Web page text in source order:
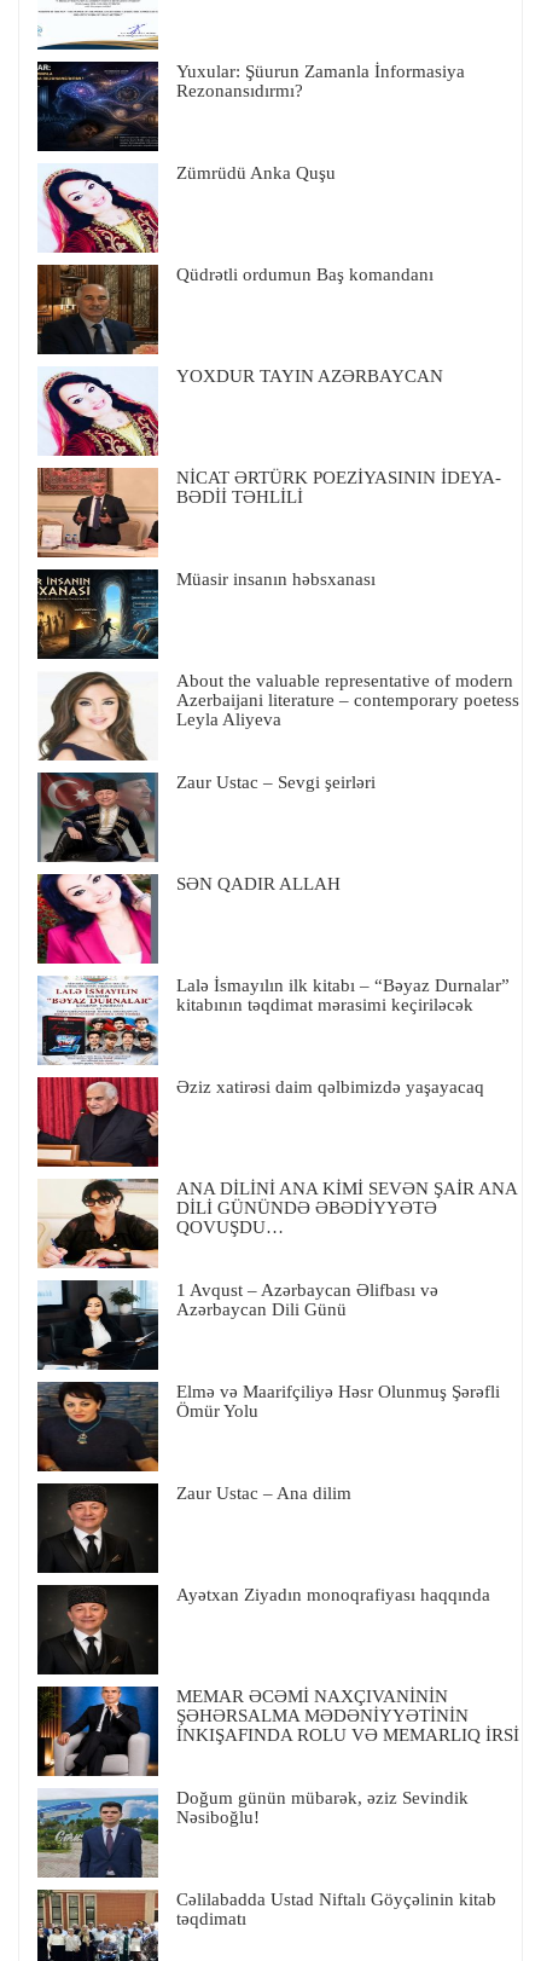
Yuxular: Şüurun Zamanla İnformasiya
Rezonansıdırmı?
Zümrüdü Anka Quşu
Qüdrətli ordumun Baş komandanı
YOXDUR TAYIN AZƏRBAYCAN
NİCAT ƏRTÜRK POEZİYASININ İDEYA-
BƏDİİ TƏHLİLİ
Müasir insanın həbsxanası
About the valuable representative of modern
Azerbaijani literature – contemporary poetess
Leyla Aliyeva
Zaur Ustac – Sevgi şeirləri
SƏN QADIR ALLAH
Lalə İsmayılın ilk kitabı – “Bəyaz Durnalar”
kitabının təqdimat mərasimi keçiriləcək
Əziz xatirəsi daim qəlbimizdə yaşayacaq
ANA DİLİNİ ANA KİMİ SEVƏN ŞAİR ANA
DİLİ GÜNÜNDƏ ƏBƏDİYYƏTƏ
QOVUŞDU…
1 Avqust – Azərbaycan Əlifbası və
Azərbaycan Dili Günü
Elmə və Maarifçiliyə Həsr Olunmuş Şərəfli
Ömür Yolu
Zaur Ustac – Ana dilim
Ayətxan Ziyadın monoqrafiyası haqqında
MEMAR ƏCƏMİ NAXÇIVANİNİN
ŞƏHƏRSALMA MƏDƏNİYYƏTİNİN
İNKIŞAFINDA ROLU VƏ MEMARLIQ İRSİ
Doğum günün mübarək, əziz Sevindik
Nəsiboğlu!
Cəlilabadda Ustad Niftalı Göyçəlinin kitab
təqdimatı